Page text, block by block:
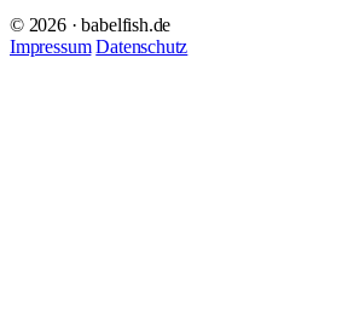
© 2026 · babelfish.de
Impressum Datenschutz